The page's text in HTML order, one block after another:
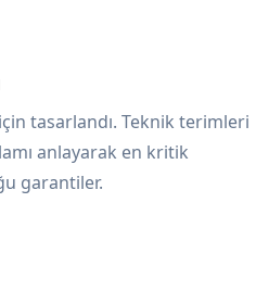
tasarlandı. Teknik terimleri
anlayarak en kritik
garantiler.